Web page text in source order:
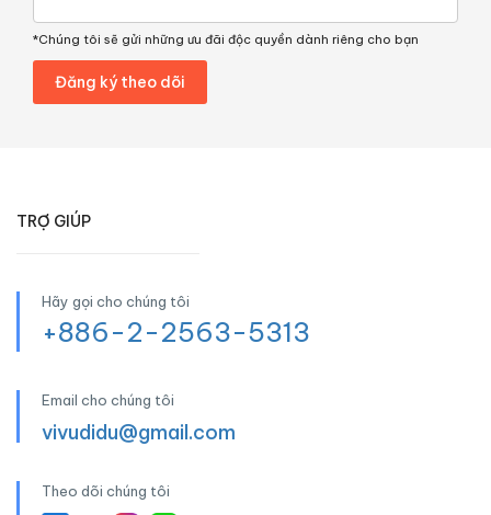
*Chúng tôi sẽ gửi những ưu đãi độc quyền dành riêng cho bạn
TRỢ GIÚP
Hãy gọi cho chúng tôi
+886-2-2563-5313
Email cho chúng tôi
vivudidu@gmail.com
Theo dõi chúng tôi